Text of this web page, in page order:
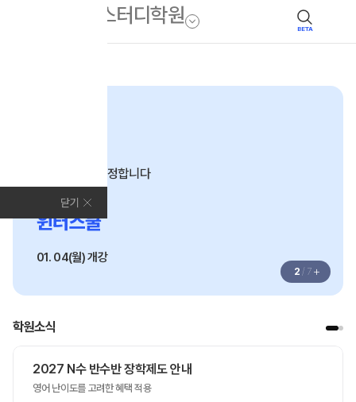
BETA
닫기
시작이 결과를 정합니다
2027
윈터스쿨
01. 04(월) 개강
2 / 7 +
학원소식
2027 N수 반수반 장학제도 안내
영어 난이도를 고려한 혜택 적용